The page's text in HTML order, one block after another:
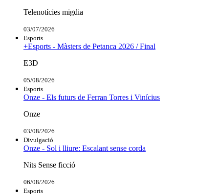
Telenotícies migdia
03/07/2026
Esports
+Esports - Màsters de Petanca 2026 / Final
E3D
05/08/2026
Esports
Onze - Els futurs de Ferran Torres i Vinícius
Onze
03/08/2026
Divulgació
Onze - Sol i lliure: Escalant sense corda
Nits Sense ficció
06/08/2026
Esports